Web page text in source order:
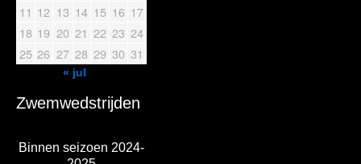
11 12 13 14 15 16 17
18 19 20 21 22 23 24
25 26 27 28 29 30 31
« jul
Zwemwedstrijden
Binnen seizoen 2024-